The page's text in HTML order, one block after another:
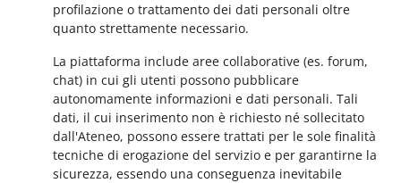
profilazione o trattamento dei dati personali oltre
quanto strettamente necessario.
La piattaforma include aree collaborative (es. forum,
chat) in cui gli utenti possono pubblicare
autonomamente informazioni e dati personali. Tali
dati, il cui inserimento non è richiesto né sollecitato
dall'Ateneo, possono essere trattati per le sole finalità
tecniche di erogazione del servizio e per garantirne la
sicurezza, essendo una conseguenza inevitabile